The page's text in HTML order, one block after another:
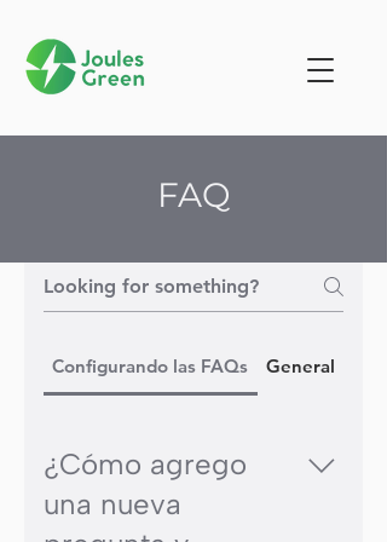
FAQ
Configurando las FAQs General
¿Cómo agrego
una nueva